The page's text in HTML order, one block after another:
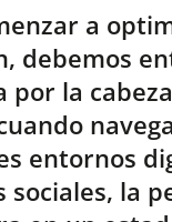
a
debemos
por la
entornos
sociales, la